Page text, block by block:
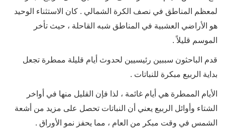
لمعظم المناطق في نصف الكرة الشمالي . كان الاستثناء الوحيد
هو الأراضي العشبية في المناطق شبه القاحلة ، حيث تأخر
الموسم قليلاً .
قدم الباحثون سببين رئيسيين لحدوث أيام قليلة ممطرة تجعل
بداية الربيع مبكرة للنباتات .
الأيام الممطرة هي أيام غائمة ، لذا فإن القليل منها في أواخر
الشتاء وأوائل الربيع يعني أن النباتات تحصل على مزيد من أشعة
الشمس في وقت مبكر من العام ، مما يحفز نمو الأوراق .